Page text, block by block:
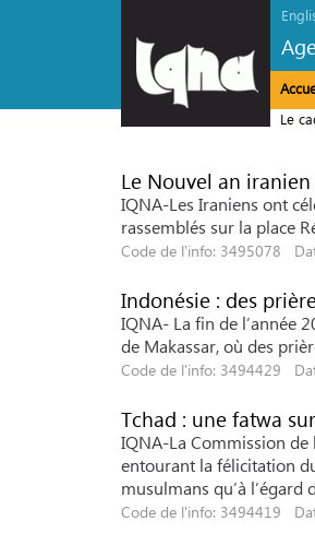
Le
Le Nouvel an
IQNA-Les Iraniens ont
rassemblés sur la place
Code de l'info: 3495078
Indonésie : des
IQNA- La fin de l’année
de Makassar, où des
Code de l'info: 3494429
Tchad : une fatwa
IQNA-La Commission
entourant la félicitation
musulmans qu’à l’égard
Code de l'info: 3494419